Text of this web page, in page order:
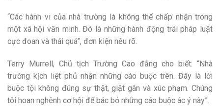
“Các hành vi của nhà trường là không thể chấp nhận trong
một xã hội văn minh. Đó là những hành động trái pháp luật
cực đoan và thái quá”, đơn kiện nêu rõ.
Terry Murrell, Chủ tịch Trường Cao đẳng cho biết: “Nhà
trường kịch liệt phủ nhận những cáo buộc trên. Đây là lời
buộc tội không đúng sự thật, giật gân và xúc phạm. Chúng
tôi hoan nghênh cơ hội để bác bỏ những cáo buộc ác ý này”.